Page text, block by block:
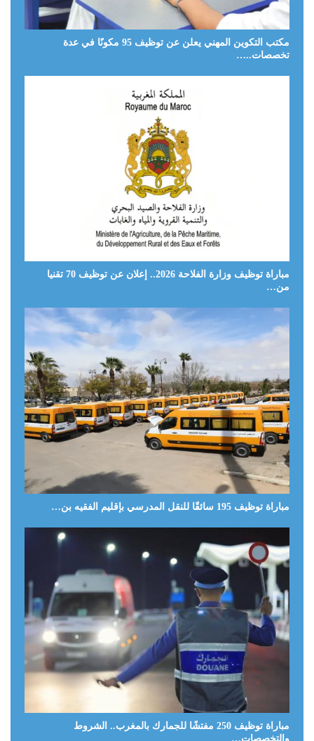
مكتب التكوين المهني يعلن عن توظيف 95 مكونًا في عدة
تخصصات..…
مباراة توظيف وزارة الفلاحة 2026.. إعلان عن توظيف 70 تقنيا
من…
مباراة توظيف 195 سائقًا للنقل المدرسي بإقليم الفقيه بن…
مباراة توظيف 250 مفتشًا للجمارك بالمغرب.. الشروط
والتخصصات…